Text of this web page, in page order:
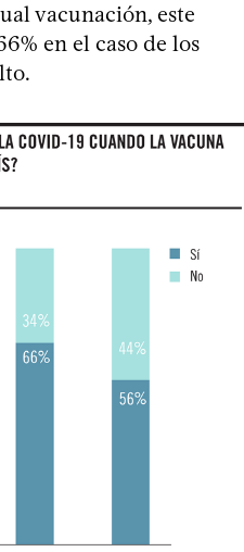
vacunación, este
en el caso de los